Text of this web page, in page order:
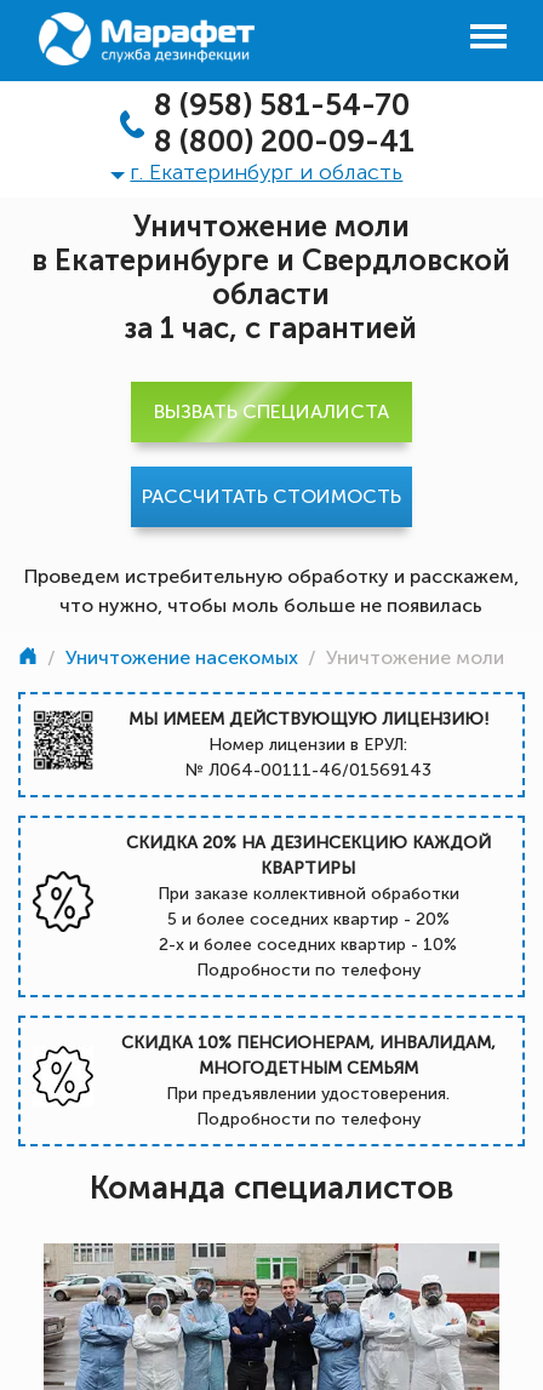
8 (958) 581-54-70
8 (800) 200-09-41
г. Екатеринбург и область
Уничтожение моли
в Екатеринбурге и Свердловской
области
за 1 час, с гарантией
Проведем истребительную обработку и расскажем,
что нужно, чтобы моль больше не появилась
ВЫЗВАТЬ СПЕЦИАЛИСТА
РАССЧИТАТЬ СТОИМОСТЬ
/ Уничтожение насекомых / Уничтожение моли
МЫ ИМЕЕМ ДЕЙСТВУЮЩУЮ ЛИЦЕНЗИЮ!
Номер лицензии в ЕРУЛ:
№ Л064-00111-46/01569143
СКИДКА 20% НА ДЕЗИНСЕКЦИЮ КАЖДОЙ
КВАРТИРЫ
При заказе коллективной обработки
5 и более соседних квартир - 20%
2-х и более соседних квартир - 10%
Подробности по телефону
СКИДКА 10% ПЕНСИОНЕРАМ, ИНВАЛИДАМ,
МНОГОДЕТНЫМ СЕМЬЯМ
При предъявлении удостоверения.
Подробности по телефону
Команда специалистов